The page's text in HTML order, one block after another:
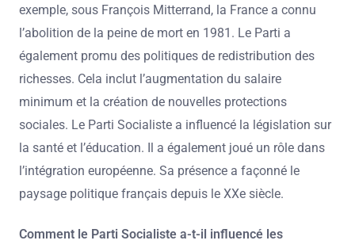
exemple, sous François Mitterrand, la France a connu
l’abolition de la peine de mort en 1981. Le Parti a
également promu des politiques de redistribution des
richesses. Cela inclut l’augmentation du salaire
minimum et la création de nouvelles protections
sociales. Le Parti Socialiste a influencé la législation sur
la santé et l’éducation. Il a également joué un rôle dans
l’intégration européenne. Sa présence a façonné le
paysage politique français depuis le XXe siècle.
Comment le Parti Socialiste a-t-il influencé les